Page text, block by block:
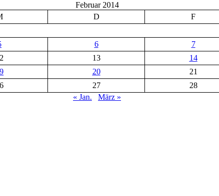
Februar 2014
D F
6 7
13 14
20 21
27
28
« Jan.
März »